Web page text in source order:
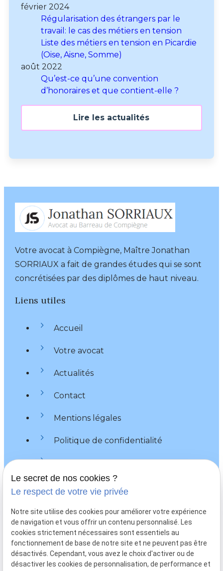
février 2024
Régularisation des étrangers par le
travail: le cas des métiers en tension
Liste des métiers en tension en Picardie
(Oise, Aisne, Somme)
août 2022
Qu’est-ce qu’une convention
d’honoraires et que contient-elle ?
Lire les actualités
Votre avocat à Compiègne, Maître Jonathan
SORRIAUX a fait de grandes études qui se sont
concrétisées par des diplômes de haut niveau.
Liens utiles
Accueil
Votre avocat
Actualités
Contact
Mentions légales
Politique de confidentialité
Plan du site
call 03 66 88 25 48
mail sorriaux.avocat@gmail.com
2 rue de la Sous-Préfecture
Le secret de nos cookies ?
Le respect de votre vie privée
Notre site utilise des cookies pour améliorer votre expérience
de navigation et vous offrir un contenu personnalisé. Les
cookies strictement nécessaires sont essentiels au
fonctionnement de base de notre site et ne peuvent pas être
désactivés. Cependant, vous avez le choix d'activer ou de
désactiver les cookies de personnalisation, de performance et